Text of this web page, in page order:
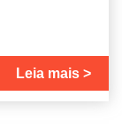
Leia mais